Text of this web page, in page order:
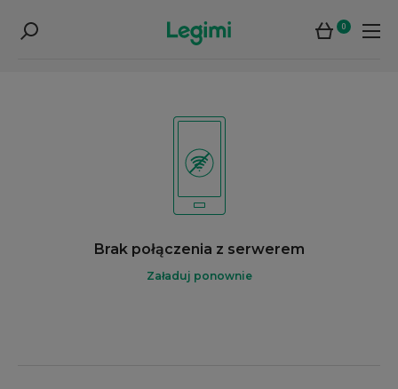
0
Brak połączenia z serwerem
Załaduj ponownie